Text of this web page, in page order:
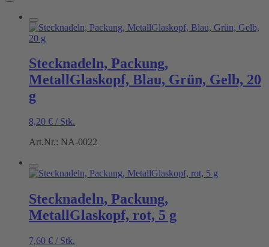
Stecknadeln, Packung,
MetallGlaskopf, Blau, Grün, Gelb, 20
g
8,20 € / Stk.
Art.Nr.: NA-0022
Stecknadeln, Packung,
MetallGlaskopf, rot, 5 g
7,60 € / Stk.